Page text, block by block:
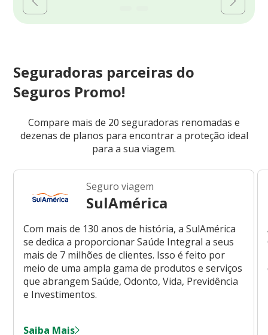
Seguradoras parceiras do
Seguros Promo!
Compare mais de 20 seguradoras renomadas e
dezenas de planos para encontrar a proteção ideal
para a sua viagem.
Seguro viagem
SulAmérica
Com mais de 130 anos de história, a SulAmérica
se dedica a proporcionar Saúde Integral a seus
mais de 7 milhões de clientes. Isso é feito por
meio de uma ampla gama de produtos e serviços
que abrangem Saúde, Odonto, Vida, Previdência
e Investimentos.
Saiba Mais